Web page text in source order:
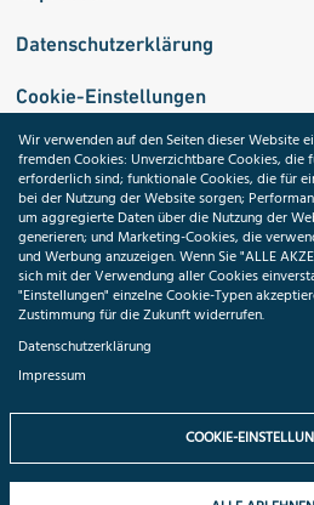
Datenschutzerklärung
Cookie-Einstellungen
ToolPool
Folgen Sie uns:
Wir verwenden auf den Seiten dieser Website
fremden Cookies: Unverzichtbare Cookies, die
erforderlich sind; funktionale Cookies, die für
bei der Nutzung der Website sorgen;
um aggregierte Daten über die Nutzung der
generieren; und Marketing-Cookies, die
und Werbung anzuzeigen. Wenn Sie "ALLE
sich mit der Verwendung aller Cookies
"Einstellungen" einzelne Cookie-Typen
Zustimmung für die Zukunft widerrufen.
Datenschutzerklärung
Impressum
COOKIE-